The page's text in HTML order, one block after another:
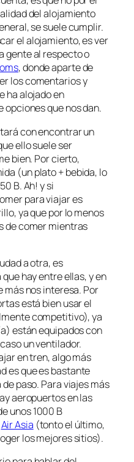
del alojamiento
se suele cumplir.
el alojamiento, es ver
gente al respecto o
, donde aparte de
los comentarios y
ha alojado en
opciones que nos dan.
con encontrar un
ello suele ser
bien. Por cierto,
(un plato + bebida, lo
B. Ah! y si
para viajar es
ya que por lo menos
de comer mientras
a otra, es
hay entre ellas, y en
más nos interesa. Por
está bien usar el
competitivo), ya
están equipados con
un ventilador.
en tren, algo más
es que es bastante
paso. Para viajes más
aeropuertos en las
unos 1000 B
Air Asia (tonto el último,
los mejores sitios).